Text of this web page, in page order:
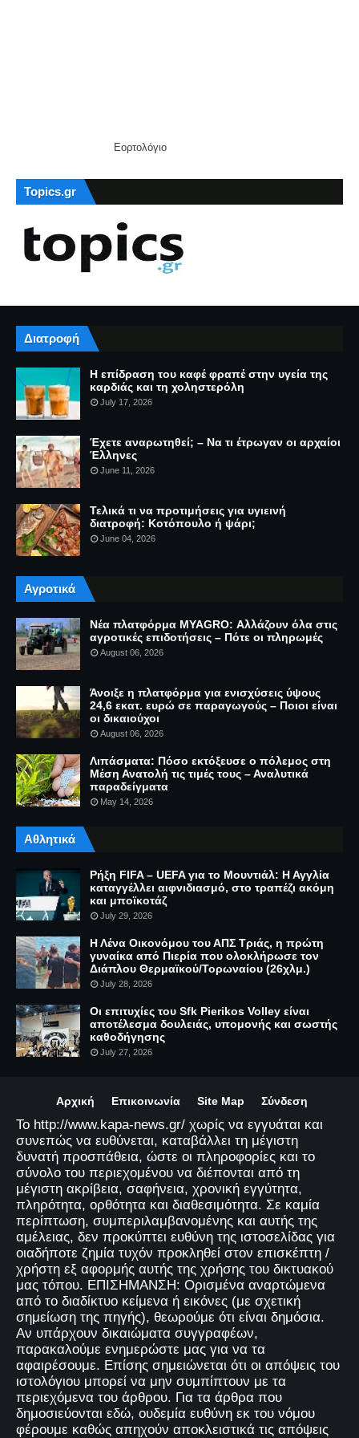
Εορτολόγιο
Topics.gr
Διατροφή
Η επίδραση του καφέ φραπέ στην υγεία της
καρδιάς και τη χοληστερόλη
July 17, 2026
Έχετε αναρωτηθεί; – Να τι έτρωγαν οι αρχαίοι
Έλληνες
June 11, 2026
Τελικά τι να προτιμήσεις για υγιεινή
διατροφή: Κοτόπουλο ή ψάρι;
June 04, 2026
Αγροτικά
Νέα πλατφόρμα MYAGRO: Αλλάζουν όλα στις
αγροτικές επιδοτήσεις – Πότε οι πληρωμές
August 06, 2026
Άνοιξε η πλατφόρμα για ενισχύσεις ύψους
24,6 εκατ. ευρώ σε παραγωγούς – Ποιοι είναι
οι δικαιούχοι
August 06, 2026
Λιπάσματα: Πόσο εκτόξευσε ο πόλεμος στη
Μέση Ανατολή τις τιμές τους – Αναλυτικά
παραδείγματα
May 14, 2026
Αθλητικά
Ρήξη FIFA – UEFA για το Μουντιάλ: Η Αγγλία
καταγγέλλει αιφνιδιασμό, στο τραπέζι ακόμη
και μποϊκοτάζ
July 29, 2026
Η Λένα Οικονόμου του ΑΠΣ Τριάς, η πρώτη
γυναίκα από Πιερία που ολοκλήρωσε τον
Διάπλου Θερμαϊκού/Τορωναίου (26χλμ.)
July 28, 2026
Οι επιτυχίες του Sfk Pierikos Volley είναι
αποτέλεσμα δουλειάς, υπομονής και σωστής
καθοδήγησης
July 27, 2026
Αρχική Επικοινωνία Site Map Σύνδεση
Το http://www.kapa-news.gr/ χωρίς να εγγυάται και
συνεπώς να ευθύνεται, καταβάλλει τη μέγιστη
δυνατή προσπάθεια, ώστε οι πληροφορίες και το
σύνολο του περιεχομένου να διέπονται από τη
μέγιστη ακρίβεια, σαφήνεια, χρονική εγγύτητα,
πληρότητα, ορθότητα και διαθεσιμότητα. Σε καμία
περίπτωση, συμπεριλαμβανομένης και αυτής της
αμέλειας, δεν προκύπτει ευθύνη της ιστοσελίδας για
οιαδήποτε ζημία τυχόν προκληθεί στον επισκέπτη /
χρήστη εξ αφορμής αυτής της χρήσης του δικτυακού
μας τόπου. ΕΠΙΣΗΜΑΝΣΗ: Ορισμένα αναρτώμενα
από το διαδίκτυο κείμενα ή εικόνες (με σχετική
σημείωση της πηγής), θεωρούμε ότι είναι δημόσια.
Αν υπάρχουν δικαιώματα συγγραφέων,
παρακαλούμε ενημερώστε μας για να τα
αφαιρέσουμε. Επίσης σημειώνεται ότι οι απόψεις του
ιστολόγιου μπορεί να μην συμπίπτουν με τα
περιεχόμενα του άρθρου. Για τα άρθρα που
δημοσιεύονται εδώ, ουδεμία ευθύνη εκ του νόμου
φέρουμε καθώς απηχούν αποκλειστικά τις απόψεις